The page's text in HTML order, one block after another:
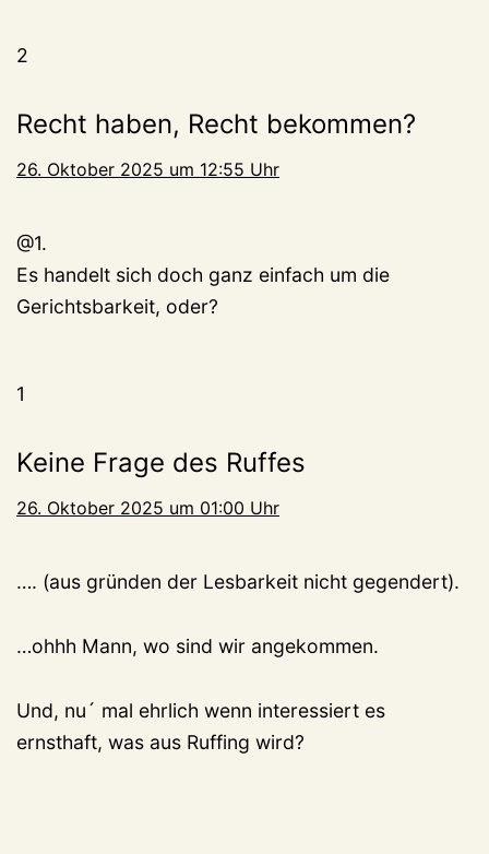
2
Recht haben, Recht bekommen?
26. Oktober 2025 um 12:55 Uhr
@1.
Es handelt sich doch ganz einfach um die
Gerichtsbarkeit, oder?
1
Keine Frage des Ruffes
26. Oktober 2025 um 01:00 Uhr
…. (aus gründen der Lesbarkeit nicht gegendert).
…ohhh Mann, wo sind wir angekommen.
Und, nu´ mal ehrlich wenn interessiert es
ernsthaft, was aus Ruffing wird?